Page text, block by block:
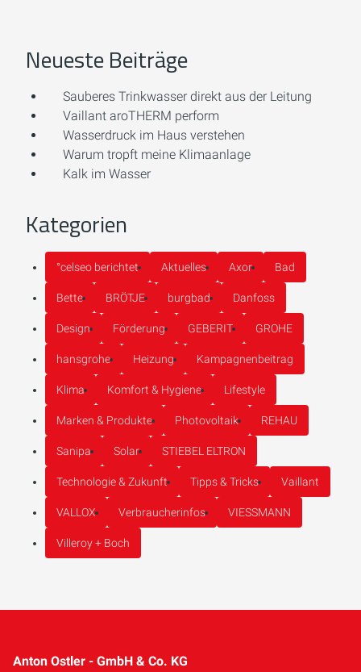
Neueste Beiträge
Sauberes Trinkwasser direkt aus der Leitung
Vaillant aroTHERM perform
Wasserdruck im Haus verstehen
Warum tropft meine Klimaanlage
Kalk im Wasser
Kategorien
°celseo berichtet Aktuelles Axor Bad
Bette BRÖTJE burgbad Danfoss
Design Förderung GEBERIT GROHE
hansgrohe Heizung Kampagnenbeitrag
Klima Komfort & Hygiene Lifestyle
Marken & Produkte Photovoltaik REHAU
Sanipa Solar STIEBEL ELTRON
Technologie & Zukunft Tipps & Tricks Vaillant
VALLOX Verbraucherinfos VIESSMANN
Villeroy + Boch
Anton Ostler - GmbH & Co. KG